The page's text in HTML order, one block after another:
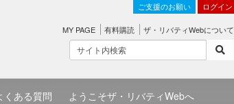
ご支援のお願い ログイン
MY PAGE 有料購読 ザ・リバティWebについて
くある質問 ようこそザ・リバティWebへ